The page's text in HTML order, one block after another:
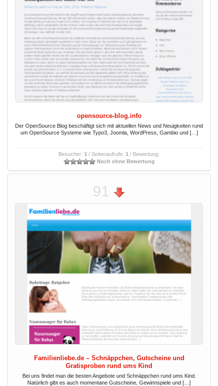
opensource-blog.info
Der OpenSource Blog beschäftigt sich mit aktuellen News und Neuigkeiten rund
um OpenSource Systeme wie Typo3, Joomla, WordPress, Gambio und […]
Besucher: 1 / Seitenaufrufe: 1 / Bewertung:
Noch ohne Bewertung
91
Familienliebe.de – Schnäppchen, Gutscheine und
Gratisproben rund ums Kind
Bei uns findet man die besten Angebote und Schnäppchen rund ums Kind.
Natürlich gibt es auch momentane Gutscheine, Gewinnspiele und […]